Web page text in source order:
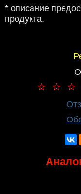
* описание
продукта.